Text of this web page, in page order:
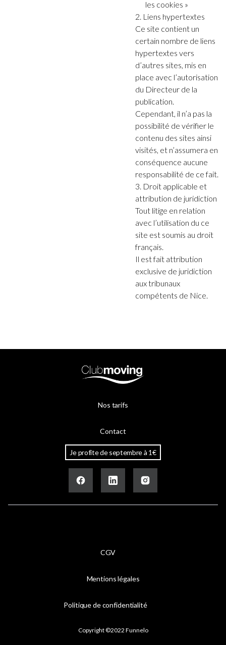
les cookies »
2. Liens hypertextes
Ce site contient un
certain nombre de liens
hypertextes vers
d’autres sites, mis en
place avec l’autorisation
du Directeur de la
publication.
Cependant, il n’a pas la
possibilité de vérifier le
contenu des sites ainsi
visités, et n’assumera en
conséquence aucune
responsabilité de ce fait.
3. Droit applicable et
attribution de juridiction
Tout litige en relation
avec l’utilisation du ce
site est soumis au droit
français.
Il est fait attribution
exclusive de juridiction
aux tribunaux
compétents de Nice.
Nos tarifs
Contact
Je profite de septembre à 1€
Copyright ©2022 Funnelo
CGV
Mentions légales
Politique de confidentialité